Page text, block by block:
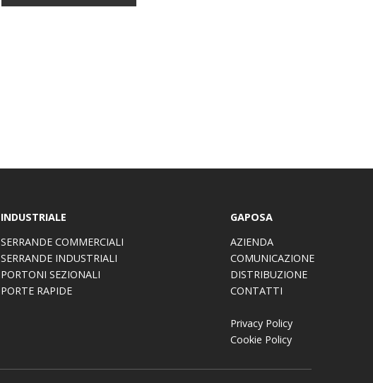
INDUSTRIALE
SERRANDE COMMERCIALI
SERRANDE INDUSTRIALI
PORTONI SEZIONALI
PORTE RAPIDE
GAPOSA
AZIENDA
COMUNICAZIONE
DISTRIBUZIONE
CONTATTI
Privacy Policy
Cookie Policy